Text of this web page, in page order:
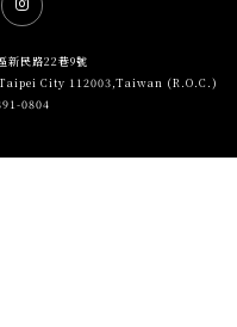
社群網站icon
Instagram社群網站icon
新民路22巷9號
City 112003,Taiwan (R.O.C.)
0804